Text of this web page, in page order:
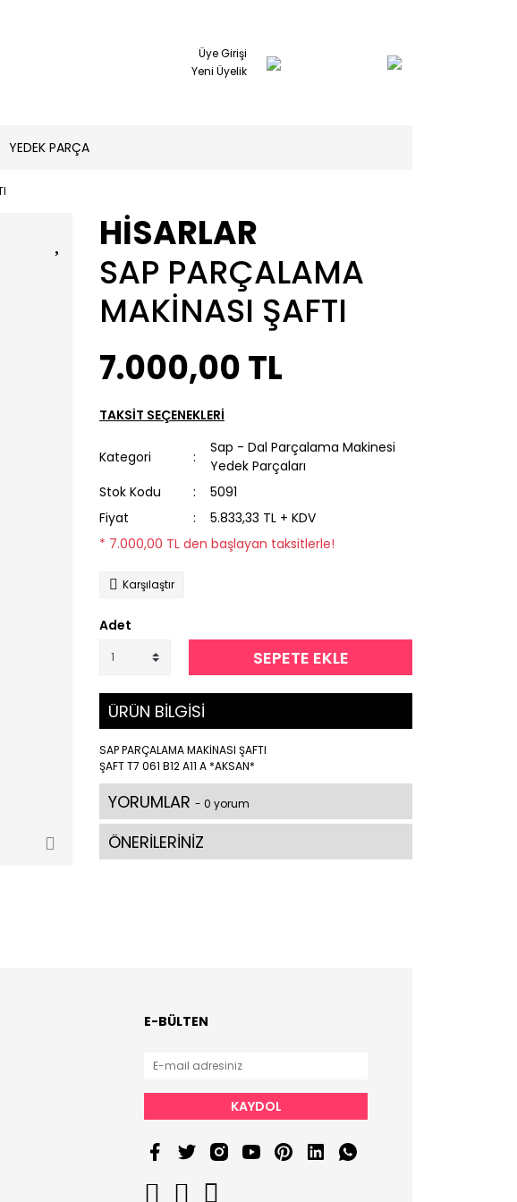
Üye Girişi
Yeni Üyelik
YEDEK PARÇA
HİSARLAR
SAP PARÇALAMA
MAKİNASI ŞAFTI
7.000,00 TL
TAKSİT SEÇENEKLERİ
Kategori
Sap - Dal Parçalama Makinesi
Yedek Parçaları
Stok Kodu
5091
Fiyat
5.833,33 TL + KDV
* 7.000,00 TL den başlayan taksitlerle!
Karşılaştır
Adet
SEPETE EKLE
ÜRÜN BİLGİSİ
SAP PARÇALAMA MAKİNASI ŞAFTI
ŞAFT T7 061 B12 A11 A *AKSAN*
YORUMLAR - 0 yorum
ÖNERİLERİNİZ
E-BÜLTEN
KAYDOL